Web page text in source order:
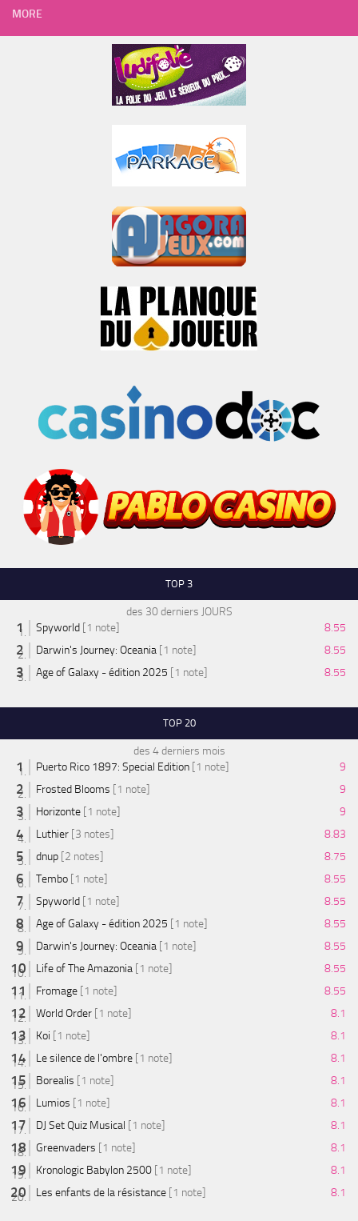
MORE
TOP 3
des 30 derniers JOURS
Spyworld [1 note]
8.55
Darwin's Journey: Oceania [1 note]
8.55
Age of Galaxy - édition 2025 [1 note] 8.55
TOP 20
des 4 derniers mois
Puerto Rico 1897: Special Edition [1 note]
9
Frosted Blooms [1 note]
9
Horizonte [1 note]
9
Luthier [3 notes]
8.83
dnup [2 notes]
8.75
Tembo [1 note]
8.55
Spyworld [1 note]
8.55
Age of Galaxy - édition 2025 [1 note]
8.55
Darwin's Journey: Oceania [1 note]
8.55
Life of The Amazonia [1 note]
8.55
Fromage [1 note]
8.55
World Order [1 note]
8.1
Koi [1 note]
8.1
Le silence de l'ombre [1 note]
8.1
Borealis [1 note]
8.1
Lumios [1 note]
8.1
DJ Set Quiz Musical [1 note]
8.1
Greenvaders [1 note]
8.1
Kronologic Babylon 2500 [1 note]
8.1
Les enfants de la résistance [1 note] 8.1